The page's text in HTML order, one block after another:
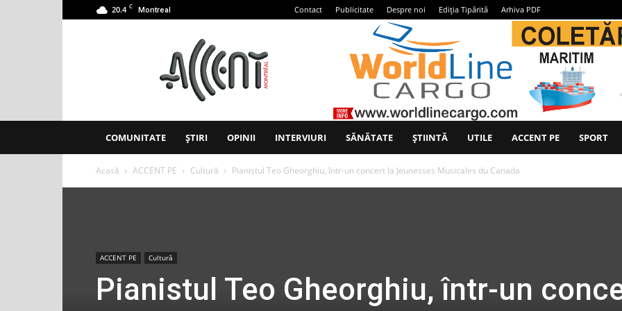
20.4 C Montreal Contact Publicitate Despre noi Ediția Tipărită Arhiva PDF
Montreal
COMUNITATE ȘTIRI OPINII INTERVIURI SĂNĂTATE ȘTIINTĂ UTILE ACCENT PE SPORT
Acasă ACCENT PE Cultură Pianistul Teo Gheorghiu, într-un concert la Jeunesses Musicales du Canada
ACCENT PE Cultură
Pianistul Teo Gheorghiu, într-un